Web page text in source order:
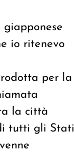
io ritenevo
per la
la città
tutti gli Stati